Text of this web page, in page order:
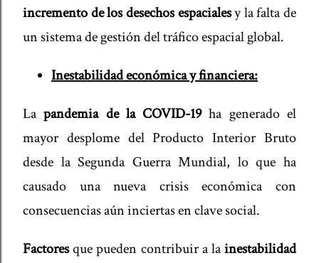
incremento de los desechos espacialesy la falta de
un sistema de gestión del tráfico espacial global.
Inestabilidad económica y financiera:
Lapandemia de la COVID-19ha generado el
mayor desplome del Producto Interior Bruto
desde la Segunda Guerra Mundial, lo que ha
causado una nueva crisis económica con
consecuencias aún inciertas en clave social.
Factoresque pueden contribuir a lainestabilidad